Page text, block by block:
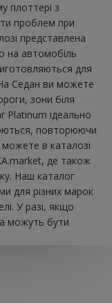
плоттері з
проблем при
представлена
на автомобіль
для
Седан ви можете
зони біля
Platinum ідеально
повторюючи
можете в каталозі
де також
Наш каталог
для різних марок
У разі, якщо
можуть бути